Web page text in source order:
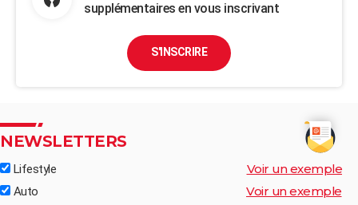
supplémentaires en vous inscrivant
S'INSCRIRE
NEWSLETTERS
Lifestyle Voir un exemple
Auto Voir un exemple